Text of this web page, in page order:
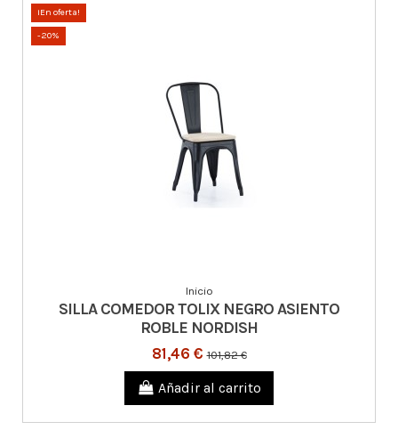
¡En oferta!
-20%
Inicio
SILLA COMEDOR TOLIX NEGRO ASIENTO
ROBLE NORDISH
81,46 €101,82 €
Añadir al carrito